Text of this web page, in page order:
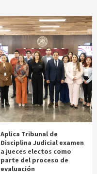
Aplica Tribunal de
Disciplina Judicial examen
a jueces electos como
parte del proceso de
evaluación